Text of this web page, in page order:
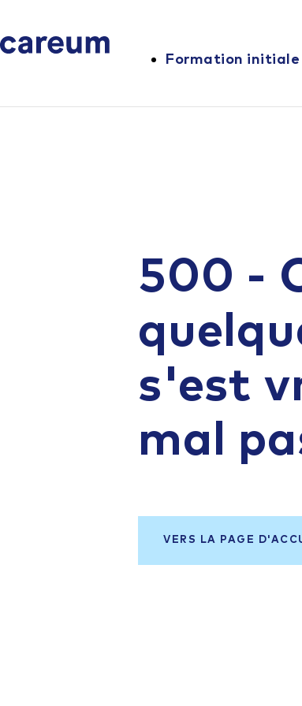
Formation initiale
500 -
s'est
mal
VERS LA PAGE